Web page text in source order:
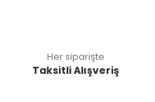
Her siparişte
Taksitli Alışveriş